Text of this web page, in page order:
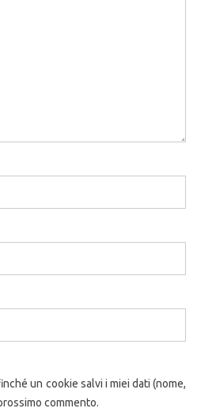
un cookie salvi i miei dati (nome,
commento.